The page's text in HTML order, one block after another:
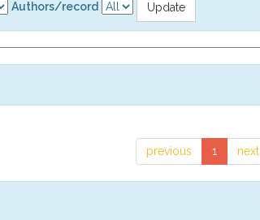
Authors/record
previous 1 next